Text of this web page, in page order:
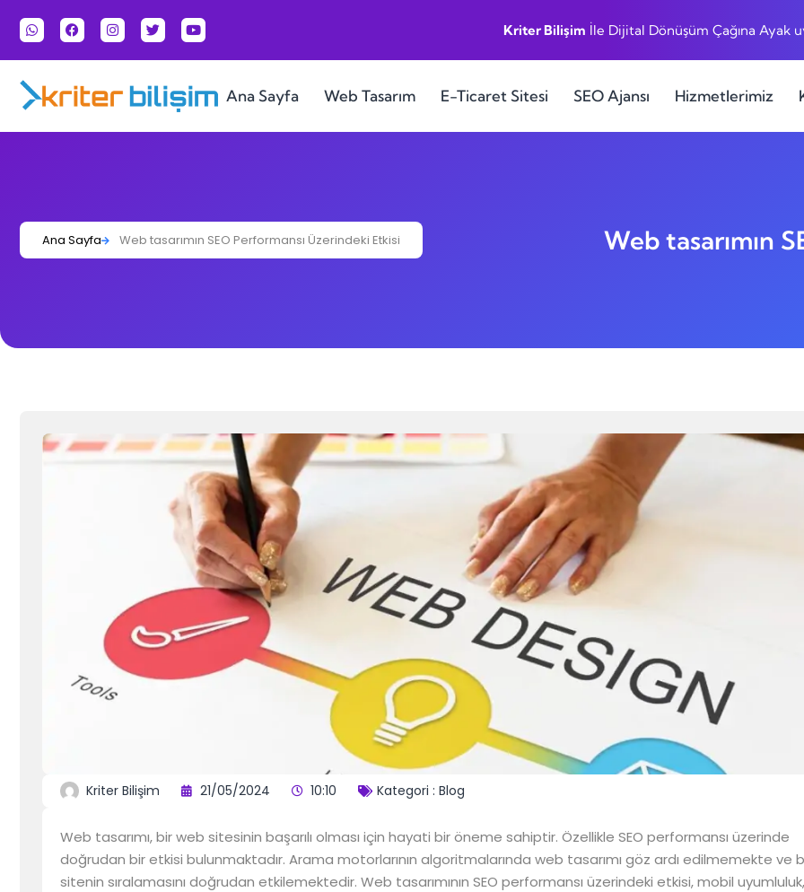
Kriter Bilişim İle Dijital Dönüşüm Çağına Ayak
Ana Sayfa Web Tasarım E-Ticaret Sitesi SEO Ajansı Hizmetlerimiz
Ana Sayfa Web tasarımın SEO Performansı Üzerindeki Etkisi Web tasarımın
Kriter Bilişim 21/05/2024 10:10 Kategori : Blog
Web tasarımı, bir web sitesinin başarılı olması için hayati bir öneme sahiptir. Özellikle SEO performansı üzerinde
doğrudan bir etkisi bulunmaktadır. Arama motorlarının algoritmalarında web tasarımı göz ardı edilmemekte ve
sitenin sıralamasını doğrudan etkilemektedir. Web tasarımının SEO performansı üzerindeki etkisi, mobil uyumluluk,